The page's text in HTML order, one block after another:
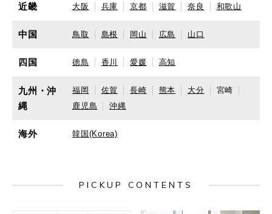
近畿 大阪 兵庫 京都 滋賀 奈良 和歌山
中国 鳥取 島根 岡山 広島 山口
四国 徳島 香川 愛媛 高知
九州・沖
縄
福岡 佐賀 長崎 熊本 大分
宮崎
鹿児島
沖縄
海外 韓国(Korea)
PICKUP CONTENTS